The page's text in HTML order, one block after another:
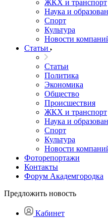
ЖКХ и транспорт
Наука и
Спорт
Культура
Новости
Статьи
Статьи
Политика
Экономика
Общество
Происшествия
ЖКХ и транспорт
Наука и
Спорт
Культура
Новости
Фоторепортажи
Контакты
Форум Академгородка
Предложить новость
Кабинет